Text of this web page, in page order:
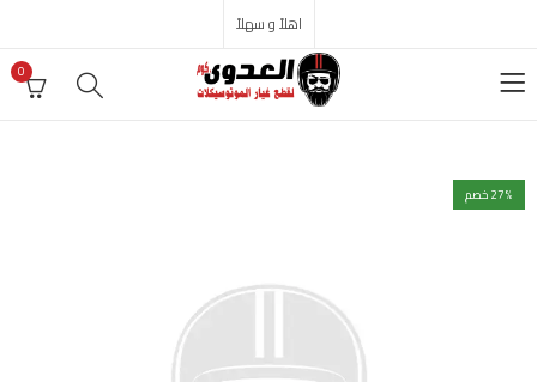
اهلاً و سهلاً
0
27% خصم